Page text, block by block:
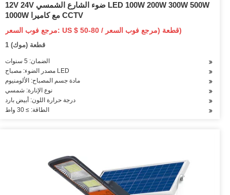
12V 24V ضوء الشارع الشمسي LED 100W 200W 300W 500W
1000W مع كاميرا CCTV
مرجع فوب السعر: US $ 50-80 / قطعة (مرجع فوب السعر)
1 قطعة (موك)
الضمان: 5 سنوات
مصدر الضوء: مصباح LED
مادة جسم المصباح: الألومنيوم
نوع الإنارة: شمسي
درجة حرارة اللون: أبيض بارد
الطاقة: ≥ 30 واط